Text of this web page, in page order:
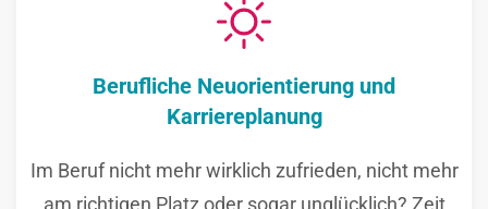
Berufliche Neuorientierung und
Karriereplanung
Im Beruf nicht mehr wirklich zufrieden, nicht mehr
am richtigen Platz oder sogar unglücklich? Zeit